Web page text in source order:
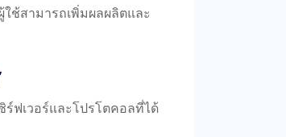
ช้สามารถเพิ่มผลผลิตและ
ฟเวอร์และโปรโตคอลที่ได้